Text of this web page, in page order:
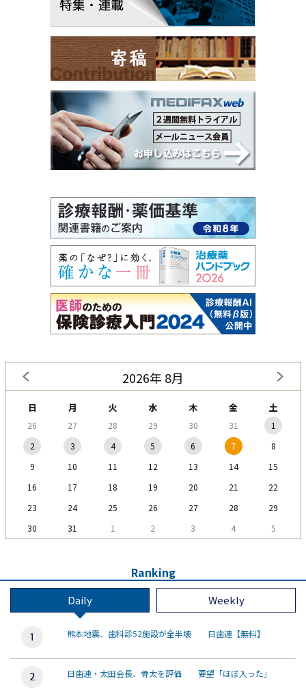
2026年 8月
日 月 火 水 木 金 土
26 27 28 29 30 31
1
2
3 4 5 6 7
8
9
10 11 12 13 14
15
16
17 18 19 20 21
22
23
24 25 26 27 28
29
30
31 1 2 3 4 5
Ranking
Daily Weekly
熊本地震、歯科診52施設が全半壊 日歯連【無料】
日歯連・太田会長、骨太を評価 要望「ほぼ入った」